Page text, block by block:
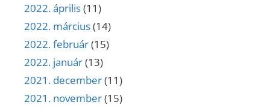
2022. április(11)
2022. március(14)
2022. február(15)
2022. január(13)
2021. december(11)
2021. november(15)